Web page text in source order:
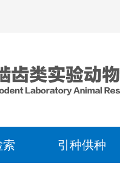
索 引种供种